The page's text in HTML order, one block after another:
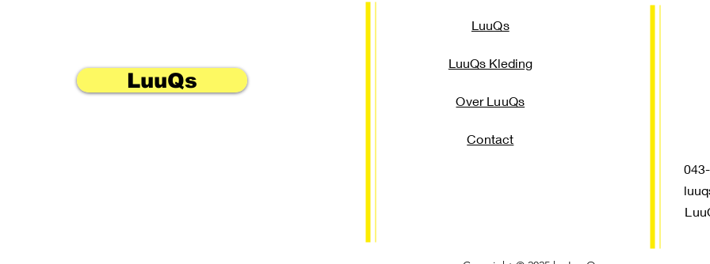
LuuQs
LuuQs
LuuQs Kleding
Over LuuQs
Contact
043-